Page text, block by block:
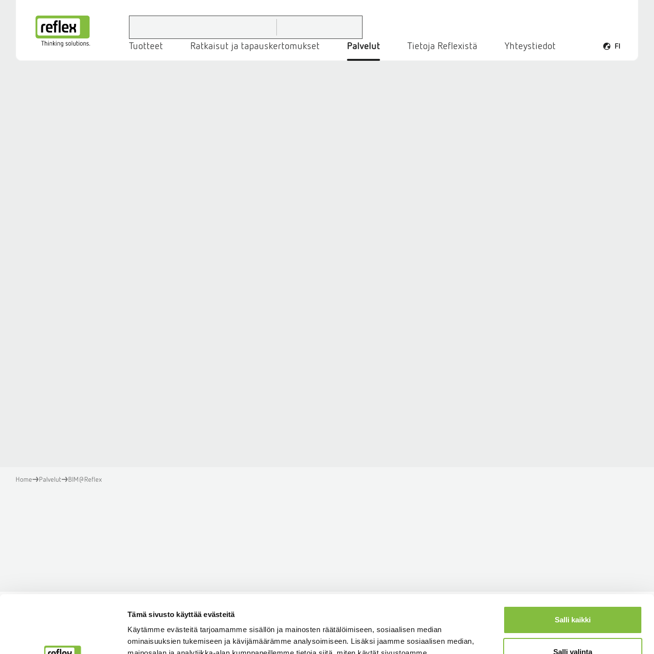
Tämä sivusto käyttää evästeitä
Käytämme evästeitä tarjoamamme sisällön ja mainosten räätälöimiseen, sosiaalisen median
ominaisuuksien tukemiseen ja kävijämäärämme analysoimiseen. Lisäksi jaamme sosiaalisen median,
Salli kaikki
Salli valinta
Tuotteet Ratkaisut ja tapauskertomukset Palvelut Tietoja Reflexistä Yhteystiedot FI
Avaa
Home Palvelut BIM@Reflex